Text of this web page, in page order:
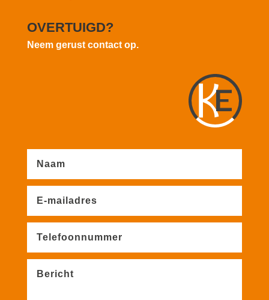
OVERTUIGD?
Neem gerust contact op.